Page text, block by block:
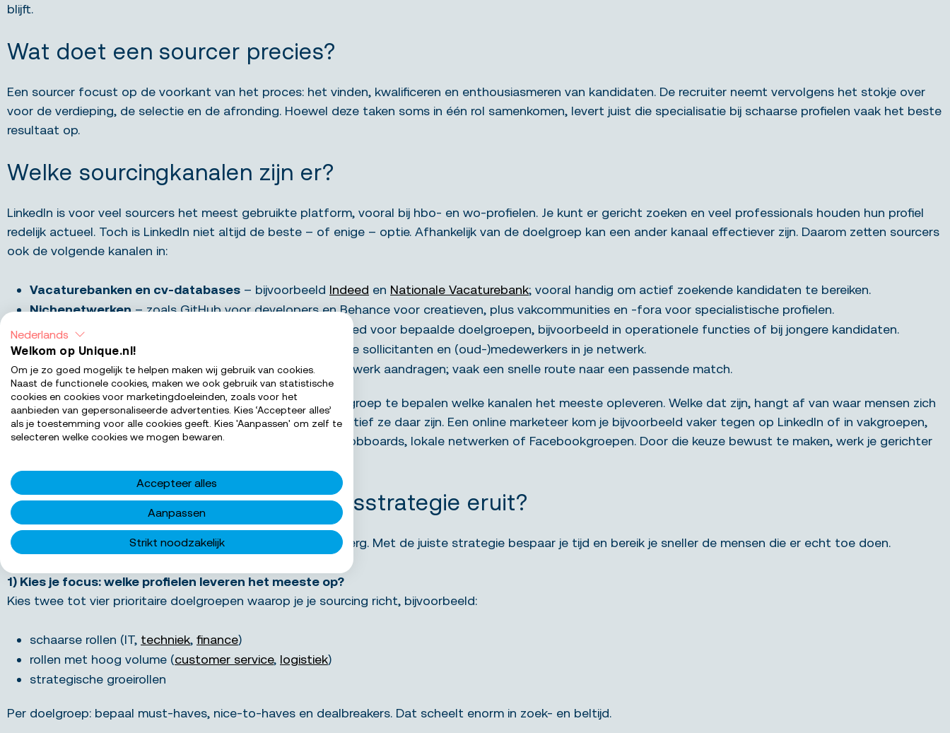
blijft.
Wat doet een sourcer precies?
Een sourcer focust op de voorkant van het proces: het vinden, kwalificeren en enthousiasmeren van kandidaten. De recruiter neemt vervolgens het stokje over
voor de verdieping, de selectie en de afronding. Hoewel deze taken soms in één rol samenkomen, levert juist die specialisatie bij schaarse profielen vaak het beste
resultaat op.
Welke sourcingkanalen zijn er?
LinkedIn is voor veel sourcers het meest gebruikte platform, vooral bij hbo- en wo-profielen. Je kunt er gericht zoeken en veel professionals houden hun profiel
redelijk actueel. Toch is LinkedIn niet altijd de beste – of enige – optie. Afhankelijk van de doelgroep kan een ander kanaal effectiever zijn. Daarom zetten sourcers
ook de volgende kanalen in:
Vacaturebanken en cv-databases – bijvoorbeeld Indeed en Nationale Vacaturebank; vooral handig om actief zoekende kandidaten te bereiken.
Nichenetwerken– zoals GitHub voor developers en Behance voor creatieven, plus vakcommunities en -fora voor specialistische profielen.
Social media
werken vaak goed voor bepaalde doelgroepen, bijvoorbeeld in operationele functies of bij jongere kandidaten.
Interne bronnen– je eigen ATS, talentpools van eerdere sollicitanten en (oud-)medewerkers in je netwerk.
Referrals– via medewerkers die kandidaten uit hun netwerk aandragen; vaak een snelle route naar een passende match.
De kunst is niet om overal tegelijk te zijn, maar om per doelgroep te bepalen welke kanalen het meeste opleveren. Welke dat zijn, hangt af van waar mensen zich
oriënteren op werk, welke platforms ze gebruiken en hoe actief ze daar zijn. Een online marketeer kom je bijvoorbeeld vaker tegen op LinkedIn of in vakgroepen,
terwijl een heftruckchauffeur weer eerder te bereiken is via jobboards, lokale netwerken of Facebookgroepen. Door die keuze bewust te maken, werk je gerichter
Hoe ziet een effectieve sourcingsstrategie eruit?
Sourcing zonder plan is zoeken naar een speld in een hooiberg. Met de juiste strategie bespaar je tijd en bereik je sneller de mensen die er echt toe doen.
1) Kies je focus: welke profielen leveren het meeste op?
Kies twee tot vier prioritaire doelgroepen waarop je je sourcing richt, bijvoorbeeld:
schaarse rollen (IT, techniek, finance)
rollen met hoog volume (customer service, logistiek)
strategische groeirollen
Per doelgroep: bepaal must-haves, nice-to-haves en dealbreakers. Dat scheelt enorm in zoek- en beltijd.
Nederlands
Welkom op Unique.nl!
Om je zo goed mogelijk te helpen maken wij gebruik van cookies.
Naast de functionele cookies, maken we ook gebruik van statistische
cookies en cookies voor marketingdoeleinden, zoals voor het
aanbieden van gepersonaliseerde advertenties. Kies ‘Accepteer alles’
als je toestemming voor alle cookies geeft. Kies 'Aanpassen' om zelf te
selecteren welke cookies we mogen bewaren.
Accepteer alles
Aanpassen
Strikt noodzakelijk